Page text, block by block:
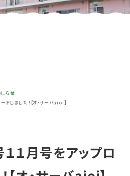
しらせ
ドしました！【オ・サーバaioi】
１月号をアップロ